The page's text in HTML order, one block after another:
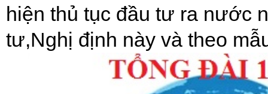
hiện thủ tục đầu tư ra nước
tư,Nghị định này và theo